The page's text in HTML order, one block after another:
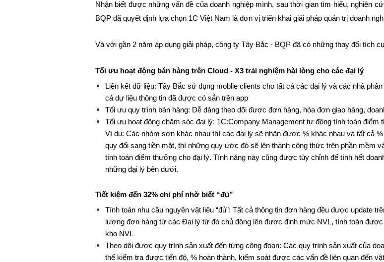
Nhận biết được những vấn đề của doanh nghiệp mình, sau thời gian tìm hiểu, nghiên
BQP đã quyết định lựa chọn 1C Việt Nam là đơn vị triển khai giải pháp quản trị doanh
Và với gần 2 năm áp dụng giải pháp, công ty Tây Bắc - BQP đã có những thay đổi tích
Tối ưu hoạt động bán hàng trên Cloud - X3 trải nghiệm hài lòng cho các đại lý
Liên kết dữ liệu: Tây Bắc sử dụng moblie clients cho tất cả các đại lý và các nhà
cả dự liệu thông tin đã được có sẵn trên app
Tối ưu quy trình bán hàng: Dễ dàng theo dõi được đơn hàng, hóa đơn giao hàng,
Tối ưu hoạt động chăm sóc đại lý: 1C:Company Management tự động tính toán
Ví dụ: Các nhóm sơn khác nhau thì các đại lý sẽ nhận được % khác nhau và tất cả
quy đổi sang tiền mặt, thì những quy ước đó sẽ lên thành công thức trên phần mềm
tính toán điểm thưởng cho đại lý. Tính năng này cũng được tùy chỉnh để tính hết
những đại lý bên dưới.
Tiết kiệm đến 32% chi phí nhờ biết “đủ”
Tính toán nhu cầu nguyên vật liệu “đủ”: Tất cả thông tin đơn hàng đều được update
lượng đơn hàng từ các Đại lý từ đó chủ động lên được định mức NVL, tính toán
kho NVL
Theo dõi được quy trình sản xuất đến từng công đoạn: Các quy trình sản xuất của
thể kiểm tra được tiến độ, % hoàn thành, kiểm soát được các vấn đề liên quan đến